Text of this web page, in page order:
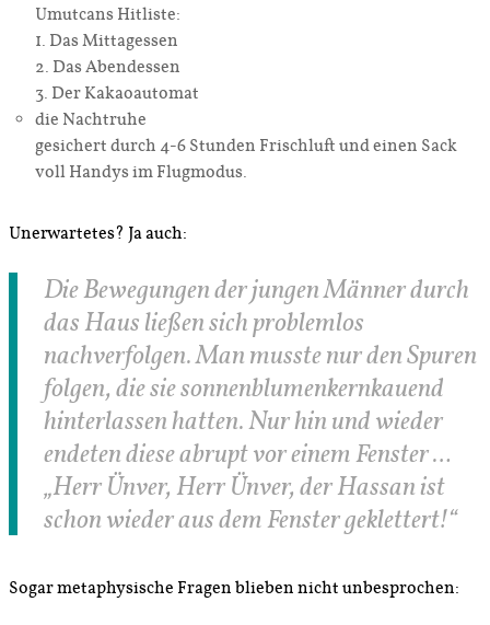
Umutcans Hitliste:
1. Das Mittagessen
2. Das Abendessen
3. Der Kakaoautomat
die Nachtruhe
gesichert durch 4-6 Stunden Frischluft und einen Sack
voll Handys im Flugmodus.
Unerwartetes? Ja auch:
Die Bewegungen der jungen Männer durch
das Haus ließen sich problemlos
nachverfolgen. Man musste nur den Spuren
folgen, die sie sonnenblumenkernkauend
hinterlassen hatten. Nur hin und wieder
endeten diese abrupt vor einem Fenster …
„Herr Ünver, Herr Ünver, der Hassan ist
schon wieder aus dem Fenster geklettert!“
Sogar metaphysische Fragen blieben nicht unbesprochen: